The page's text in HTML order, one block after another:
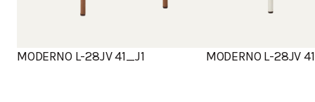
MODERNO L-28JV 41_J1 MODERNO L-28JV